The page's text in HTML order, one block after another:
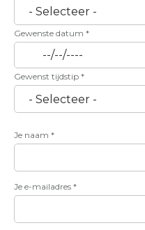
Gewenste datum *
Gewenst tijdstip *
Je naam *
Je e-mailadres *